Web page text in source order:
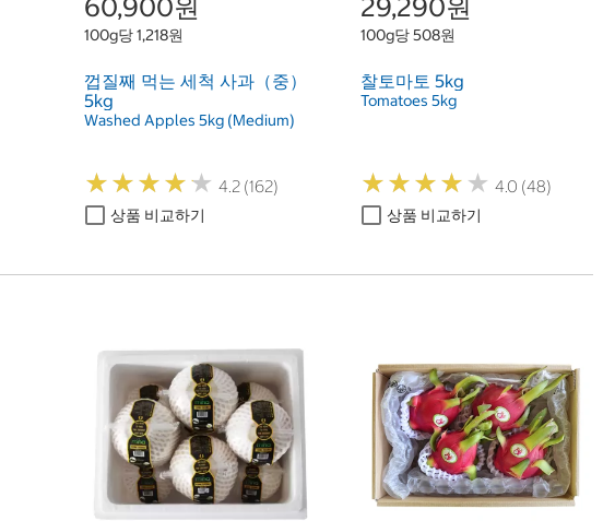
60,900원
100g당 1,218원
껍질째 먹는 세척 사과（중）
5kg
Washed Apples 5kg (Medium)
★★★★★
★★★★★ 4.2 (162)
상품 비교하기
29,290원
100g당 508원
찰토마토 5kg
Tomatoes 5kg
★★★★ ★
★★★★ ★ 4.0 (48)
상품 비교하기